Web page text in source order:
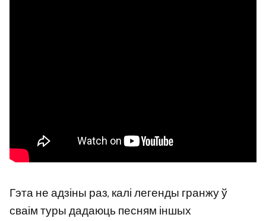
Гэта не адзіны раз, калі легенды гранжу ў
сваім туры дадаюць песням іншых